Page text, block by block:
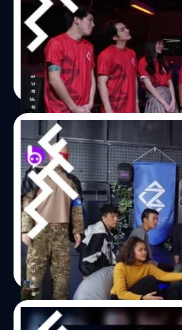
วันพฤหัสบดีที่ 11 มิถุนายนนี้ รายการ
Thailand” ผลิตโดย “ซน” Online
จีเอ็มเอ็ม แกรมมี่ โดยมี “โบ ธนากร” เ
แข่งขันเกม “Counter-Strike: Global
ชำนาญเกมที่ถูกเลือก “คชา นนทนันท์,
ตัง ระดับดาว, อัส นิติธร” และสุดยอด
กล้า ปฏิภาณ, แป้ง ธนาภรณ์, เอก ภรั
“Ranking For Red Or Blue” จะให้ผู้เล่
ประภาส อยู่เย็น| 2251 days ago
Read More
03/06/2020
“คชา-เม้าส์-ท็อป-มาตัง” นำที
ด้วยกันในรายการ “Gamerz
วันพฤหัสบดีที่ 4 มิถุนายนนี้ รายการ
ชมได้ทาง TrueID ทั้งแอป, เว็บ และกล่อ
Online Creator Hub หน่วยงานภายในเ
รายการ Sport Reality ยอดฮิตยอดนิยม
ประเทศ สิงคโปร์ มาท้าประลองความสา
ของวัยรุ่นตัวแทนประเทศไทย ที่ได้รวมผู้
House ทั้งคนดัง “คชา นนทนันท์, เม้าส์
ระดับดาว, อัส นิติธร” และสุดยอดนักกีฬ
ปฏิภาณ, แป้ง ธนาภรณ์, เอก ภรัณยู,…
ประภาส อยู่เย็น| 2258 days ago
Read More
23/05/2020